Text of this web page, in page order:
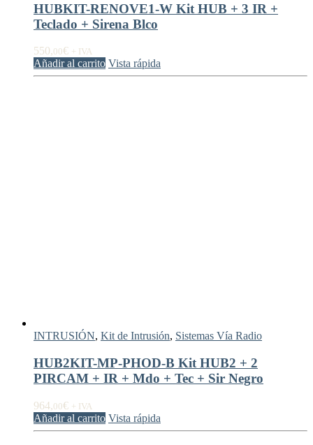
HUBKIT-RENOVE1-W Kit HUB + 3 IR +
Teclado + Sirena Blco
550,00€ + IVA
Añadir al carrito Vista rápida
INTRUSIÓN, Kit de Intrusión, Sistemas Vía Radio
HUB2KIT-MP-PHOD-B Kit HUB2 + 2
PIRCAM + IR + Mdo + Tec + Sir Negro
964,00€ + IVA
Añadir al carrito Vista rápida